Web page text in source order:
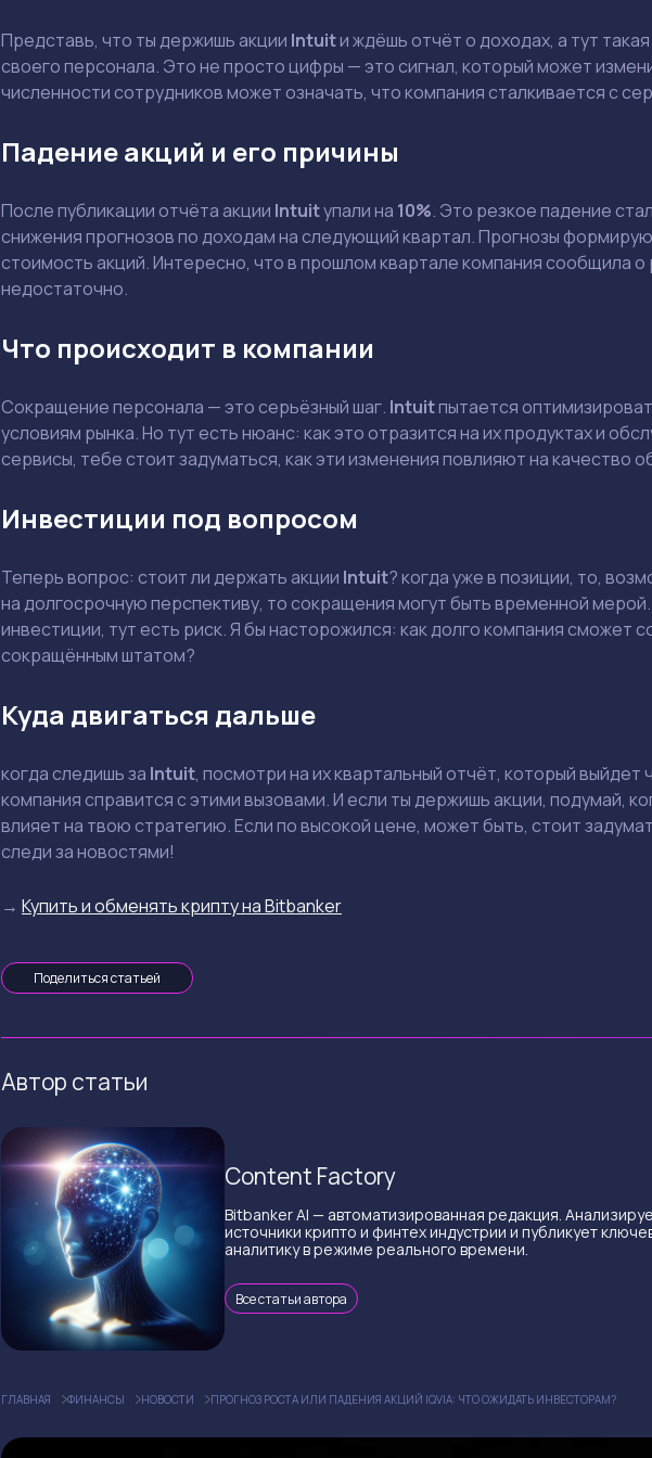
Представь, что ты держишь акции Intuitи ждёшь отчёт о доходах, а тут
своего персонала. Это не просто цифры — это сигнал, который может
численности сотрудников может означать, что компания сталкивается с
Падение акций и его причины
После публикации отчёта акции Intuitупали на 10%. Это резкое падение
снижения прогнозов по доходам на следующий квартал. Прогнозы
стоимость акций. Интересно, что в прошлом квартале компания сообщила
недостаточно.
Что происходит в компании
Сокращение персонала — это серьёзный шаг. Intuitпытается
условиям рынка. Но тут есть нюанс: как это отразится на их продуктах и
сервисы, тебе стоит задуматься, как эти изменения повлияют на качество
Инвестиции под вопросом
Теперь вопрос: стоит ли держать акции Intuit? когда уже в позиции, то,
на долгосрочную перспективу, то сокращения могут быть временной
инвестиции, тут есть риск. Я бы насторожился: как долго компания сможет
сокращённым штатом?
Куда двигаться дальше
когда следишь за Intuit, посмотри на их квартальный отчёт, который
компания справится с этими вызовами. И если ты держишь акции, подумай,
влияет на твою стратегию. Если по высокой цене, может быть, стоит
следи за новостями!
→ Купить и обменять крипту на Bitbanker
Поделиться статьей
Автор статьи
Content Factory
Bitbanker AI — автоматизированная редакция.
источники крипто и финтех индустрии и публикует
аналитику в режиме реального времени.
Все статьи автора
ГЛАВНАЯ ФИНАНСЫ НОВОСТИ ПРОГНОЗ РОСТА ИЛИ ПАДЕНИЯ АКЦИЙ IQVIA: ЧТО ОЖИДАТЬ ИНВЕСТОРАМ?